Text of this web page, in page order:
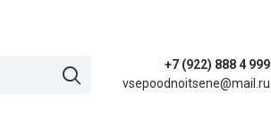
+7 (922) 888 4 999
vsepoodnoitsene@mail.ru